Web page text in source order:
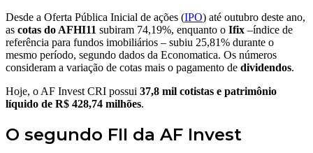
Desde a Oferta Pública Inicial de ações (IPO) até outubro deste ano,
as cotas do AFHI11 subiram 74,19%, enquanto o Ifix –índice de
referência para fundos imobiliários – subiu 25,81% durante o
mesmo período, segundo dados da Economatica. Os números
consideram a variação de cotas mais o pagamento de dividendos.
Hoje, o AF Invest CRI possui 37,8 mil cotistas e patrimônio
líquido de R$ 428,74 milhões.
O segundo FII da AF Invest